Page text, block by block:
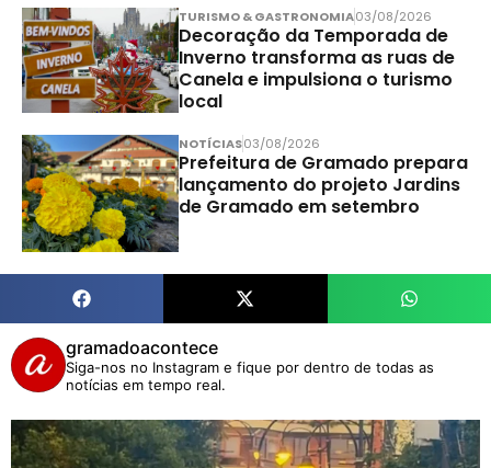
TURISMO & GASTRONOMIA03/08/2026
Decoração da Temporada de
Inverno transforma as ruas de
Canela e impulsiona o turismo
local
NOTÍCIAS03/08/2026
Prefeitura de Gramado prepara
lançamento do projeto Jardins
de Gramado em setembro
gramadoacontece
Siga-nos no Instagram e fique por dentro de todas as
notícias em tempo real.